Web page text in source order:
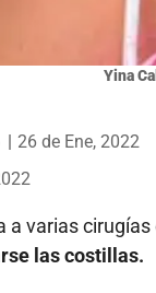
Yina
26 de Ene, 2022
a varias
las costillas.